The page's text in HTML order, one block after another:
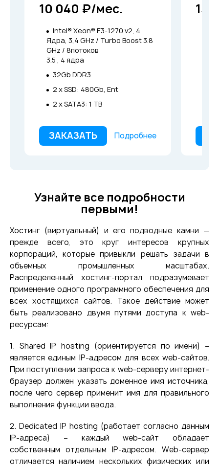
10 040 ₽/мес.
Intel® Xeon® E3-1270 v2, 4
Ядра, 3,4 GHz / Turbo Boost 3.8
GHz / 8потоков
3.5 , 4 ядра
32Gb DDR3
2 x SSD: 480Gb, Ent
2 x SATA3: 1 TB
ЗАКАЗАТЬ Подробнее
13
Узнайте все подробности
первыми!
Хостинг (виртуальный) и его подводные камни —
прежде всего, это круг интересов крупных
корпораций, которые привыкли решать задачи в
объемных промышленных масштабах.
Распределенный хостинг-портал подразумевает
применение одного программного обеспечения для
всех хостящихся сайтов. Такое действие может
быть реализовано двумя путями доступа к web-
ресурсам:
1. Shared IP hosting (ориентируется по имени) –
является единым IP-адресом для всех web-сайтов.
При поступлении запроса к web-серверу интернет-
браузер должен указать доменное имя источника,
после чего сервер применит имя для правильного
выполнения функции ввода.
2. Dedicated IP hosting (работает согласно данным
IP-адреса) – каждый web-сайт обладает
собственным отдельным IP-адресом. Web-сервер
отличается наличием нескольких физических или